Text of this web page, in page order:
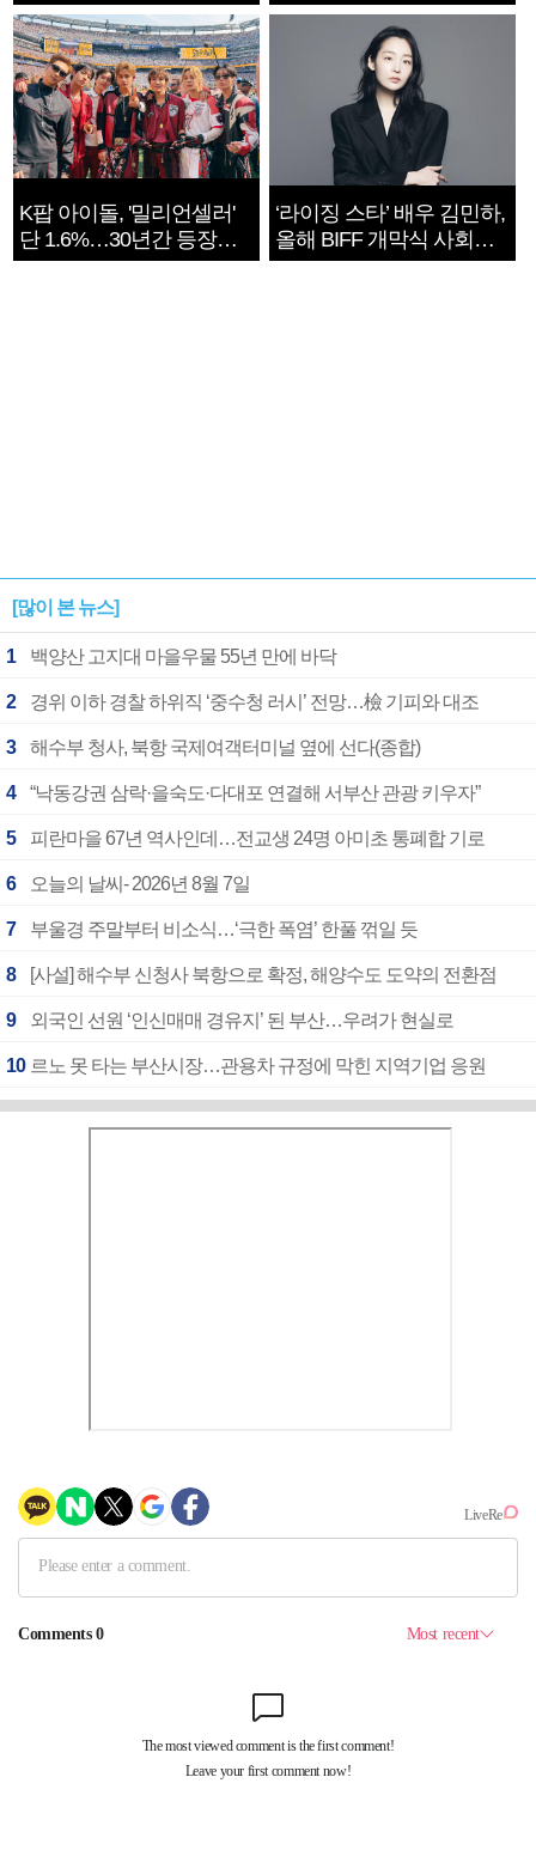
지는 ‘전쟁 속죄’
K팝 아이돌, '밀리언셀러'
단 1.6%…30년간 등장
1182개팀 전수조사
‘라이징 스타’ 배우 김민하,
올해 BIFF 개막식 사회자
확정
[많이 본 뉴스]
1 백양산 고지대 마을우물 55년 만에 바닥
2 경위 이하 경찰 하위직 ‘중수청 러시’ 전망…檢 기피와 대조
3 해수부 청사, 북항 국제여객터미널 옆에 선다(종합)
4 “낙동강권 삼락·을숙도·다대포 연결해 서부산 관광 키우자”
5 피란마을 67년 역사인데…전교생 24명 아미초 통폐합 기로
6 오늘의 날씨- 2026년 8월 7일
7 부울경 주말부터 비소식…‘극한 폭염’ 한풀 꺾일 듯
8 [사설] 해수부 신청사 북항으로 확정, 해양수도 도약의 전환점
9 외국인 선원 ‘인신매매 경유지’ 된 부산…우려가 현실로
10 르노 못 타는 부산시장…관용차 규정에 막힌 지역기업 응원